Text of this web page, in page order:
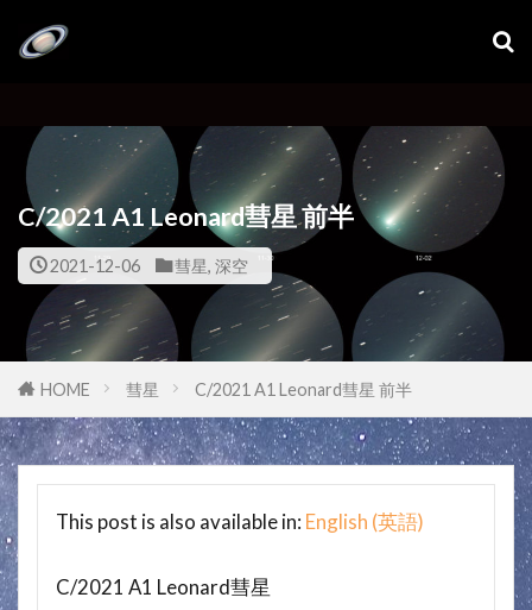
C/2021 A1 Leonard彗星 前半
2021-12-06 彗星, 深空
HOME 彗星 C/2021 A1 Leonard彗星 前半
This post is also available in: English (英語)
C/2021 A1 Leonard彗星